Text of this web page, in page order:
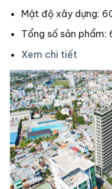
Mật độ xây dựng:
Tổng số sản phẩm:
Xem chi tiết